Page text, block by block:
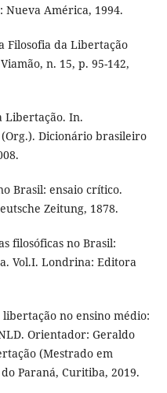
Nueva América, 1994.
Filosofia da Libertação
n. 15, p. 95-142,
Libertação. In.
(Org.). Dicionário brasileiro
Brasil: ensaio crítico.
Zeitung, 1878.
filosóficas no Brasil:
Vol.I. Londrina: Editora
libertação no ensino médio:
Orientador: Geraldo
(Mestrado em
Paraná, Curitiba, 2019.